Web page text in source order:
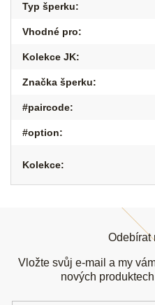
Typ šperku:
Vhodné pro:
Kolekce JK:
Značka šperku:
#paircode:
#option:
Kolekce:
Odebírat
Vložte svůj e-mail a my
nových